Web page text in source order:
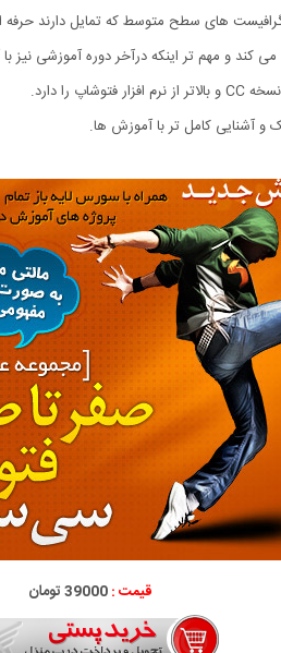
های سطح متوسط که تمایل دارند
کند و مهم تر اینکه درآخر دوره آموزشی
و آشنایی کامل تر با آموزش ها.
قیمت :39000 تومان